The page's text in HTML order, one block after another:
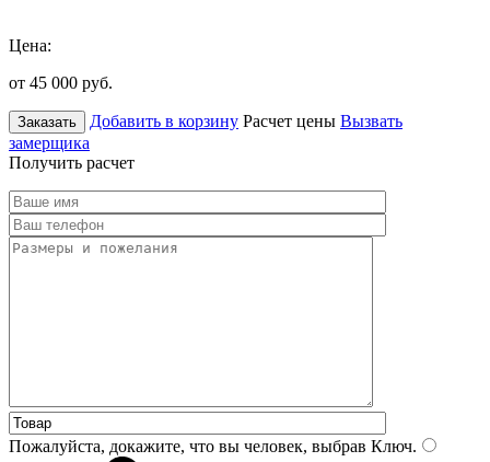
Цена:
от 45 000 руб.
Заказать Добавить в корзину Расчет цены Вызвать
замерщика
Получить расчет
Пожалуйста, докажите, что вы человек, выбрав Ключ.